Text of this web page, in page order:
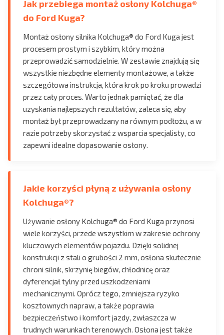
Jak przebiega montaż osłony Kolchuga®
do Ford Kuga?
Montaż osłony silnika Kolchuga® do Ford Kuga jest
procesem prostym i szybkim, który można
przeprowadzić samodzielnie. W zestawie znajdują się
wszystkie niezbędne elementy montażowe, a także
szczegółowa instrukcja, która krok po kroku prowadzi
przez cały proces. Warto jednak pamiętać, że dla
uzyskania najlepszych rezultatów, zaleca się, aby
montaż był przeprowadzany na równym podłożu, a w
razie potrzeby skorzystać z wsparcia specjalisty, co
zapewni idealne dopasowanie osłony.
Jakie korzyści płyną z używania osłony
Kolchuga®?
Używanie osłony Kolchuga® do Ford Kuga przynosi
wiele korzyści, przede wszystkim w zakresie ochrony
kluczowych elementów pojazdu. Dzięki solidnej
konstrukcji z stali o grubości 2 mm, osłona skutecznie
chroni silnik, skrzynię biegów, chłodnicę oraz
dyferencjał tylny przed uszkodzeniami
mechanicznymi. Oprócz tego, zmniejsza ryzyko
kosztownych napraw, a także poprawia
bezpieczeństwo i komfort jazdy, zwłaszcza w
trudnych warunkach terenowych. Osłona jest także